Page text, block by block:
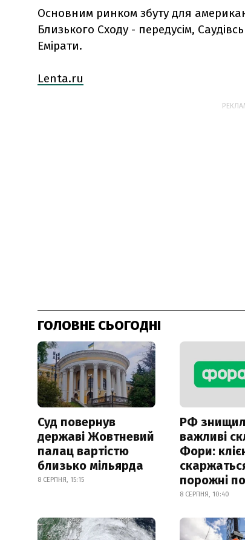
Основним ринком збуту для
Близького Сходу - передусім,
Емірати.
Lenta.ru
ГОЛОВНЕ СЬОГОДНІ
Суд повернув
державі Жовтневий
палац вартістю
близько мільярда
8 СЕРПНЯ, 15:15
РФ
важливі
Фори:
порожні
8 СЕРПНЯ, 10:40